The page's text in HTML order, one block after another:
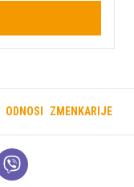
ODNOSI ZMENKARIJE